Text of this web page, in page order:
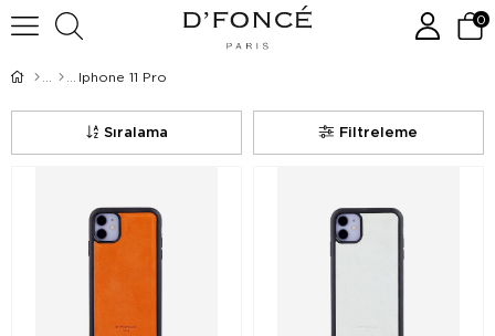
0
Iphone 11 Pro
Filtreleme
Sıralama